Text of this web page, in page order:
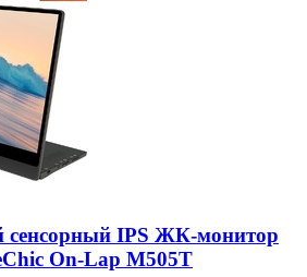
сенсорный IPS ЖК-монитор
On-Lap M505T